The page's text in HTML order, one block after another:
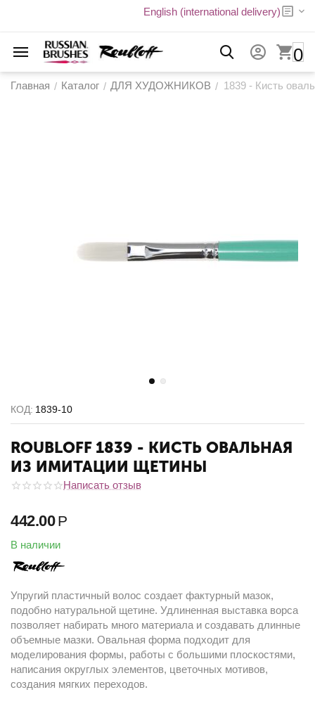
English (international delivery)
0
Главная / Каталог / ДЛЯ ХУДОЖНИКОВ / 1839 - Кисть
КОД: 1839-10
ROUBLOFF 1839 - КИСТЬ ОВАЛЬНАЯ
ИЗ ИМИТАЦИИ ЩЕТИНЫ
Написать отзыв
442.00 Р
В наличии
Упругий пластичный волос создает фактурный мазок,
подобно натуральной щетине. Удлиненная выставка ворса
позволяет набирать много материала и создавать длинные
объемные мазки. Овальная форма подходит для
моделирования формы, работы с большими плоскостями,
написания округлых элементов, цветочных мотивов,
создания мягких переходов.